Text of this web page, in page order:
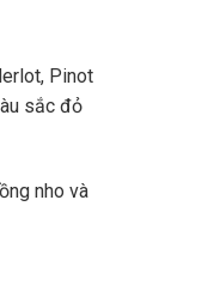
Pinot
sắc đỏ
nho và